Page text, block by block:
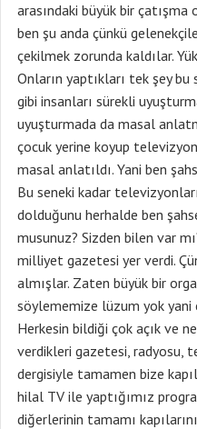
arasındaki büyük bir
ben şu anda çünkü
çekilmek zorunda kaldılar.
Onların yaptıkları tek şey
gibi insanları sürekli
uyuşturmada da masal
çocuk yerine koyup
masal anlatıldı. Yani ben
Bu seneki kadar
dolduğunu herhalde ben
musunuz? Sizden bilen var
milliyet gazetesi yer verdi.
almışlar. Zaten büyük bir
söylememize lüzum yok yani
Herkesin bildiği çok açık ve
verdikleri gazetesi, radyosu,
dergisiyle tamamen bize
hilal TV ile yaptığımız
diğerlerinin tamamı